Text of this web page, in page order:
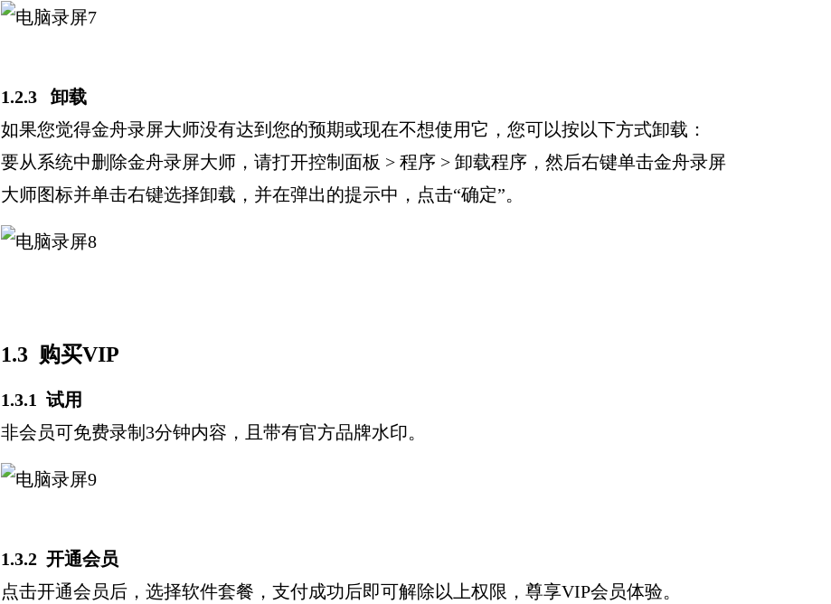
1.2.3 卸载
如果您觉得金舟录屏大师没有达到您的预期或现在不想使用它，您可以按以下方式卸载：
要从系统中删除金舟录屏大师，请打开控制面板 > 程序 > 卸载程序，然后右键单击金舟录屏
大师图标并单击右键选择卸载，并在弹出的提示中，点击“确定”。
1.3 购买VIP
1.3.1 试用
非会员可免费录制3分钟内容，且带有官方品牌水印。
1.3.2 开通会员
点击开通会员后，选择软件套餐，支付成功后即可解除以上权限，尊享VIP会员体验。